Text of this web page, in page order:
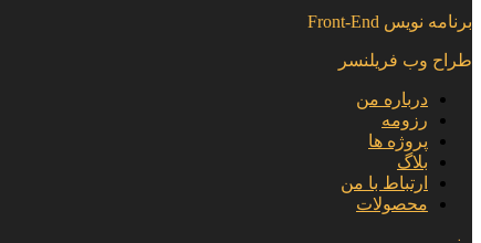
برنامه نویس Front-End
طراح وب فریلنسر
درباره من
رزومه
پروژه ها
بلاگ
ارتباط با من
محصولات